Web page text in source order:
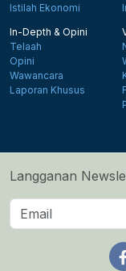
Istilah Ekonomi
In-Depth & Opini
Telaah
Opini
Wawancara
Laporan Khusus
Langganan